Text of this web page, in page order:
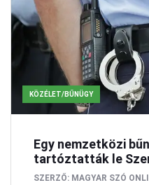
KÖZÉLET/BŰNÜGY
Egy nemzetközi
tartóztatták le
SZERZŐ: MAGYAR SZÓ